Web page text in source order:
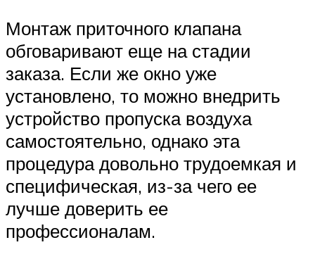
Монтаж приточного клапана
обговаривают еще на стадии
заказа. Если же окно уже
установлено, то можно внедрить
устройство пропуска воздуха
самостоятельно, однако эта
процедура довольно трудоемкая и
специфическая, из-за чего ее
лучше доверить ее
профессионалам.